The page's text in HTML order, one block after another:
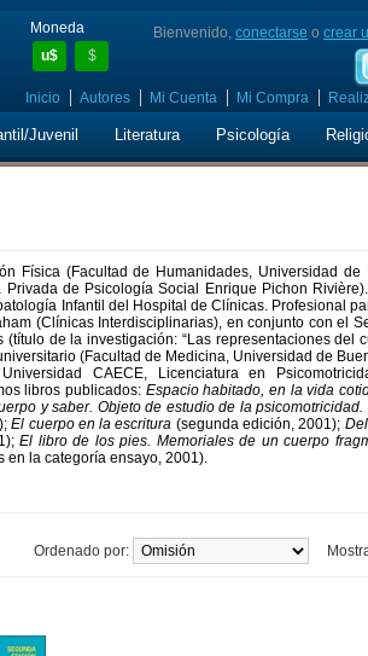
Moneda
u$
$
Bienvenido, conectarse o crear
Inicio Autores Mi Cuenta Mi Compra
Juvenil Literatura Psicología
Física (Facultad de Humanidades, Universidad de
de Psicología Social Enrique Pichon
Infantil del Hospital de Clínicas. Profesional
(Clínicas Interdisciplinarias), en conjunto con el
de la investigación: “Las representaciones del
(Facultad de Medicina, Universidad de
CAECE, Licenciatura en
libros publicados: Espacio habitado, en la vida
y saber. Objeto de estudio de la psicomotricidad.
El cuerpo en la escritura (segunda edición, 2001);
El libro de los pies. Memoriales de un cuerpo
en la categoría ensayo, 2001).
Ordenado por: